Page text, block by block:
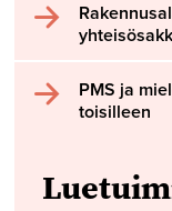
PMS ja
toisilleen